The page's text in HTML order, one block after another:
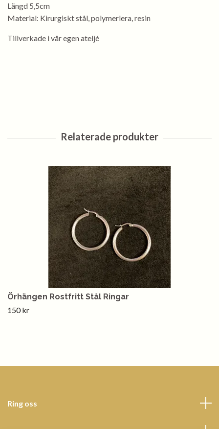
Längd 5,5cm
Material: Kirurgiskt stål, polymerlera, resin
Tillverkade i vår egen ateljé
Örhängen Rostfritt Stål Ringar
150 kr
Ring oss